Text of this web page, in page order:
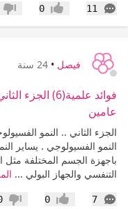
11
التعليقات إعجاب0 عدم
فيصل • 24 سنة
فوائد علمية(6)
عامين
الجزء الثاني .. النمو
النمو الفسيولوجي . يساير
باجهزة الجسم المختلفة مثل
التنفسي والجهاز البولي ...
7
التعليقات إعجاب0 عدم